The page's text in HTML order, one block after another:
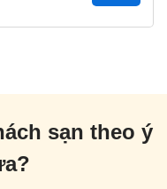
sạn theo ý